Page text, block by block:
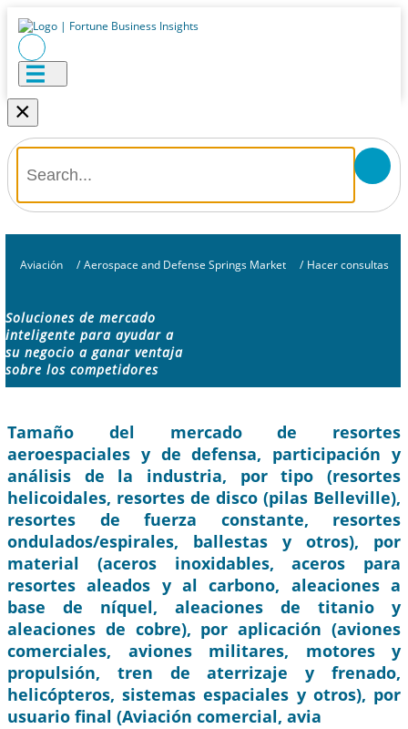
×
Aviación / Aerospace and Defense Springs Market / Hacer consultas
Soluciones de mercado
inteligente para ayudar a
su negocio a ganar ventaja
sobre los competidores
Tamaño del mercado de resortes
aeroespaciales y de defensa, participación y
análisis de la industria, por tipo (resortes
helicoidales, resortes de disco (pilas Belleville),
resortes de fuerza constante, resortes
ondulados/espirales, ballestas y otros), por
material (aceros inoxidables, aceros para
resortes aleados y al carbono, aleaciones a
base de níquel, aleaciones de titanio y
aleaciones de cobre), por aplicación (aviones
comerciales, aviones militares, motores y
propulsión, tren de aterrizaje y frenado,
helicópteros, sistemas espaciales y otros), por
usuario final (Aviación comercial, avia